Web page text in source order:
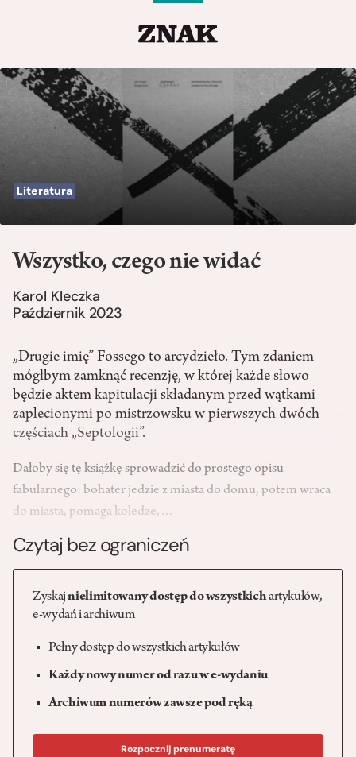
Literatura
Wszystko, czego nie widać
Karol Kleczka
Październik 2023
„Drugie imię” Fossego to arcydzieło. Tym zdaniem
mógłbym zamknąć recenzję, w której każde słowo
będzie aktem kapitulacji składanym przed wątkami
zaplecionymi po mistrzowsku w pierwszych dwóch
częściach „Septologii”.
Dałoby się tę książkę sprowadzić do prostego opisu
fabularnego: bohater jedzie z miasta do domu, potem wraca
do miasta, pomaga koledze,…
Czytaj bez ograniczeń
Zyskajnielimitowany dostęp do wszystkichartykułów,
e-wydań i archiwum
Pełny dostęp do wszystkich artykułów
Każdy nowy numer od razu w e-wydaniu
Archiwum numerów zawsze pod ręką
Rozpocznij prenumeratę